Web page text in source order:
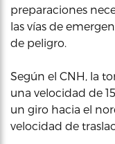
preparaciones
las vías de
de peligro.
Según el CNH, la
una velocidad de
un giro hacia el
velocidad de